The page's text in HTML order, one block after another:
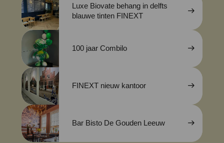
Luxe Biovate behang in delfts
blauwe tinten FINEXT
100 jaar Combilo
FINEXT nieuw kantoor
Bar Bisto De Gouden Leeuw